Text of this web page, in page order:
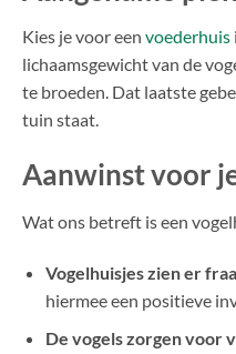
Kies je voor een voederhuis
lichaamsgewicht van de
te broeden. Dat laatste
tuin staat.
Aanwinst voor
Wat ons betreft is een
Vogelhuisjes zien er
hiermee een positieve
De vogels zorgen voor